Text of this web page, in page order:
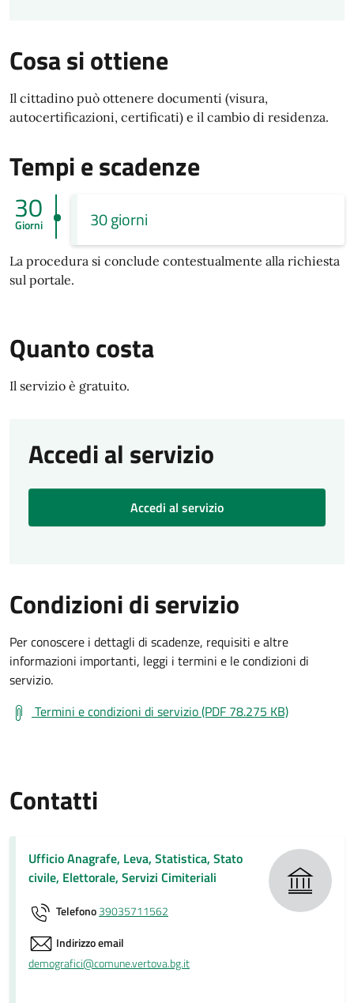
Cosa si ottiene
Il cittadino può ottenere documenti (visura,
autocertificazioni, certificati) e il cambio di residenza.
Tempi e scadenze
30
Giorni 30 giorni
La procedura si conclude contestualmente alla richiesta
sul portale.
Quanto costa
Il servizio è gratuito.
Accedi al servizio
Accedi al servizio
Condizioni di servizio
Per conoscere i dettagli di scadenze, requisiti e altre
informazioni importanti, leggi i termini e le condizioni di
servizio.
Termini e condizioni di servizio (PDF 78.275 KB)
Contatti
Ufficio Anagrafe, Leva, Statistica, Stato
civile, Elettorale, Servizi Cimiteriali
Telefono39035711562
Indirizzo email
demografici@comune.vertova.bg.it